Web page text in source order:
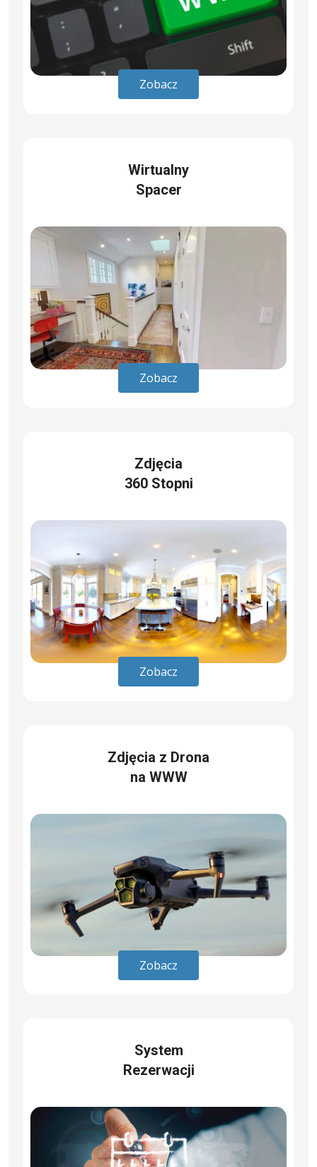
Zobacz
Wirtualny
Spacer
Zobacz
Zdjęcia
360 Stopni
Zobacz
Zdjęcia z Drona
na WWW
Zobacz
System
Rezerwacji